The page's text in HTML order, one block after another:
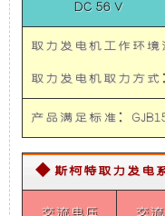
增
统
（福
特
撼
路
者
人
防
通
信
指
挥
DC 56 V
取力发电机工作环
取力发电机取力
产品满足标准：
◆ 斯柯特取力发电
交流电压 交